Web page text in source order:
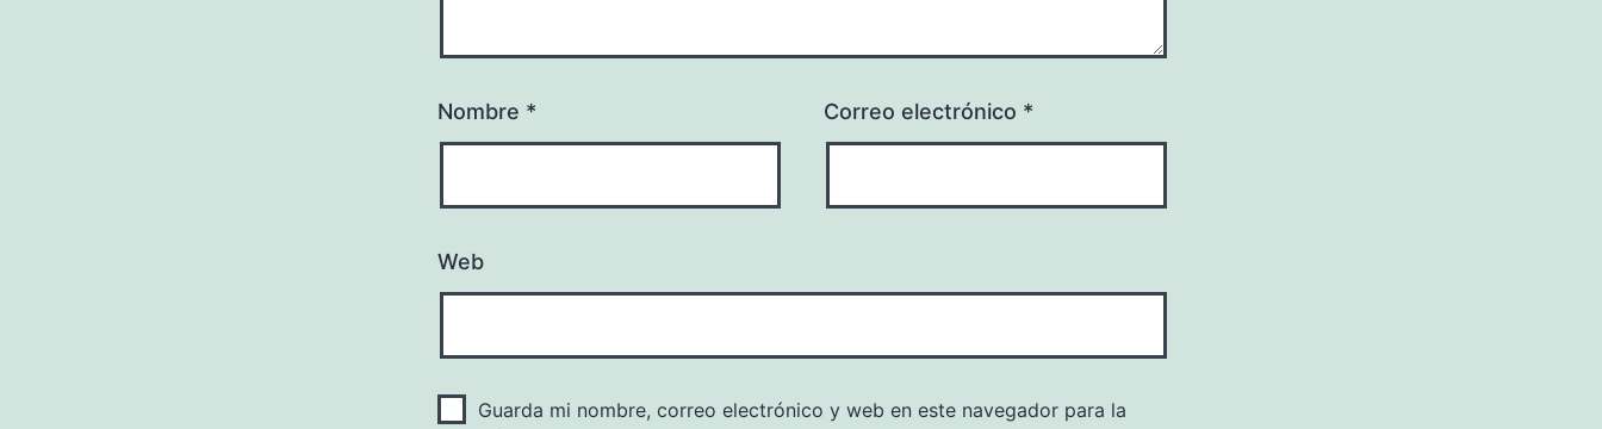
Nombre * Correo electrónico *
Web
Guarda mi nombre, correo electrónico y web en este navegador para la